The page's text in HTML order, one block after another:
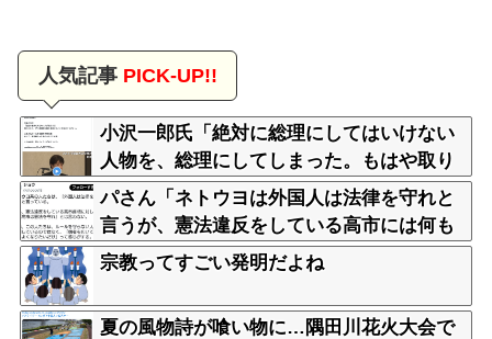
人気記事PICK-UP!!
小沢一郎氏「絶対に総理にしてはいけない
人物を、総理にしてしまった。もはや取り
返しがつかない」
パさん「ネトウヨは外国人は法律を守れと
言うが、憲法違反をしている高市には何も
言わない」
宗教ってすごい発明だよね
夏の風物詩が喰い物に…隅田川花火大会で